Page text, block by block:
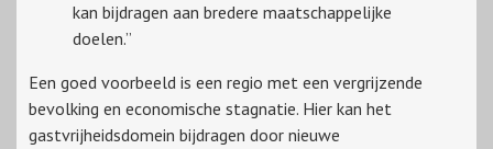
kan bijdragen aan bredere maatschappelijke
doelen.”
Een goed voorbeeld is een regio met een vergrijzende
bevolking en economische stagnatie. Hier kan het
gastvrijheidsdomein bijdragen door nieuwe